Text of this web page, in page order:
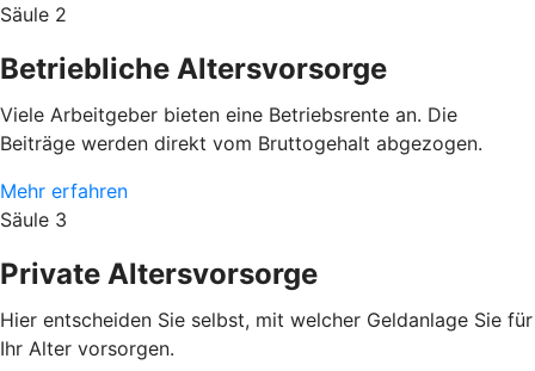
Säule 2
Betriebliche Altersvorsorge
Viele Arbeitgeber bieten eine Betriebsrente an. Die
Beiträge werden direkt vom Bruttogehalt abgezogen.
Mehr erfahren
Säule 3
Private Altersvorsorge
Hier entscheiden Sie selbst, mit welcher Geldanlage Sie für
Ihr Alter vorsorgen.